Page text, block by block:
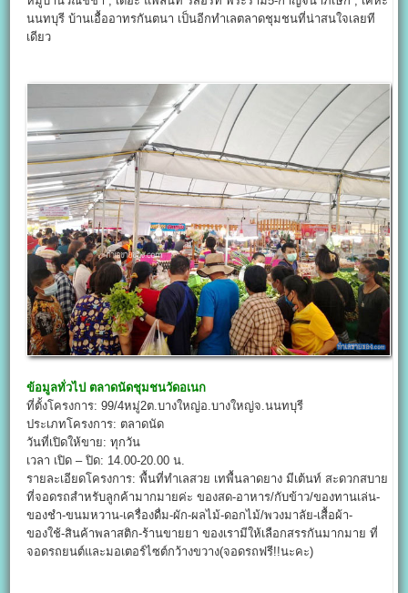
นนทบุรี บ้านเอื้ออาทรกันตนา เป็นอีกทำเลตลาดชุมชนที่น่าสนใจเลยที
เดียว
ข้อมูลทั่วไป ตลาดนัดชุมชนวัดอเนก
ที่ตั้งโครงการ: 99/4หมู่2ต.บางใหญ่อ.บางใหญ่จ.นนทบุรี
ประเภทโครงการ: ตลาดนัด
วันที่เปิดให้ขาย: ทุกวัน
เวลา เปิด – ปิด: 14.00-20.00 น.
รายละเอียดโครงการ: พื้นที่ทำเลสวย เทพื้นลาดยาง มีเต้นท์ สะดวกสบาย
ที่จอดรถสำหรับลูกค้ามากมายค่ะ ของสด-อาหาร/กับข้าว/ของทานเล่น-
ของชำ-ขนมหวาน-เครื่องดื่ม-ผัก-ผลไม้-ดอกไม้/พวงมาลัย-เสื้อผ้า-
ของใช้-สินค้าพลาสติก-ร้านขายยา ของเรามีให้เลือกสรรกันมากมาย ที่
จอดรถยนต์และมอเตอร์ไซต์กว้างขวาง(จอดรถฟรี!!นะคะ)